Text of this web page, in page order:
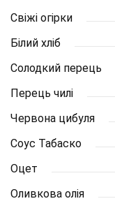
Свіжі огірки
Білий хліб
Солодкий перець
Перець чилі
Червона цибуля
Соус Табаско
Оцет
Оливкова олія